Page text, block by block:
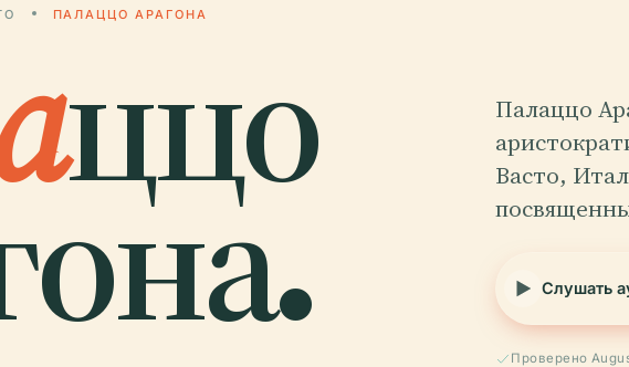
ПАЛАЦЦО АРАГОНА
ццо
Палаццо
Васто,
Слушать
Проверено